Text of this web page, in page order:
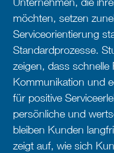
möchten, setzen
Serviceorientierung
Standardprozesse.
zeigen, dass schnelle
Kommunikation und
für positive
persönliche und
bleiben Kunden
zeigt auf, wie sich